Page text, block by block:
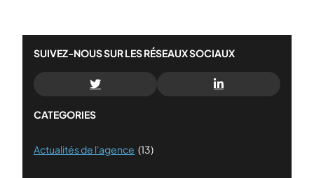
SUIVEZ-NOUS SUR LES RÉSEAUX SOCIAUX
CATEGORIES
Actualités de l'agence (13)